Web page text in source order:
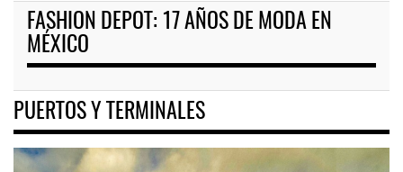
FASHION DEPOT: 17 AÑOS DE MODA EN
MÉXICO
PUERTOS Y TERMINALES